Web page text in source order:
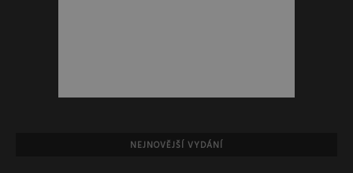
NEJNOVĚJŠÍ VYDÁNÍ